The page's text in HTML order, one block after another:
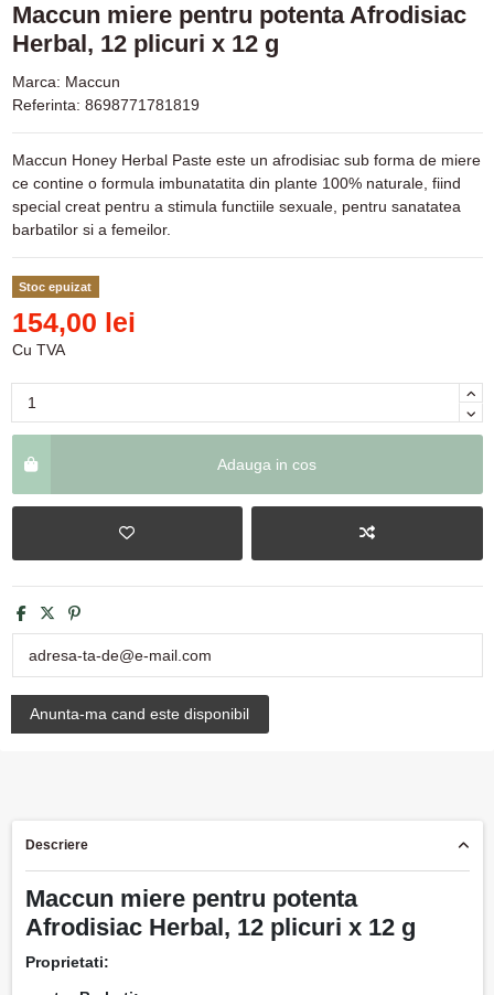
Maccun miere pentru potenta Afrodisiac
Herbal, 12 plicuri x 12 g
Marca: Maccun
Referinta: 8698771781819
Maccun Honey Herbal Paste este un afrodisiac sub forma de miere
ce contine o formula imbunatatita din plante 100% naturale, fiind
special creat pentru a stimula functiile sexuale, pentru sanatatea
barbatilor si a femeilor.
Stoc epuizat
154,00 lei
Cu TVA
Adauga in cos
Descriere
Maccun miere pentru potenta
Afrodisiac Herbal, 12 plicuri x 12 g
Proprietati: